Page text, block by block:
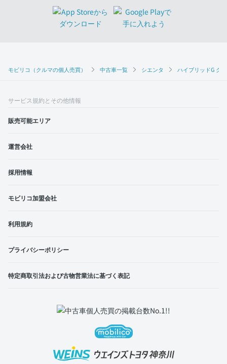
モビリコ（クルマの個人売買） 中古車一覧 シエンタ ハイブリッドG ク
サービス規約とその他情報
販売可能エリア
運営会社
採用情報
モビリコ加盟会社
利用規約
プライバシーポリシー
特定商取引法および古物営業法に基づく表記